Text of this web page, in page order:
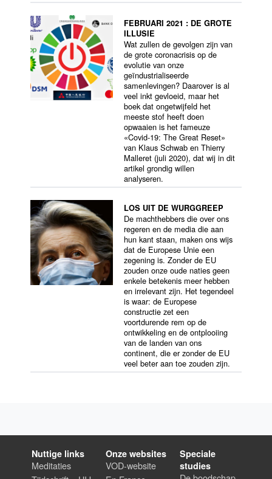
FEBRUARI 2021 : DE GROTE
ILLUSIE
Wat zullen de gevolgen zijn van
de grote coronacrisis op de
evolutie van onze
geïndustrialiseerde
samenlevingen? Daarover is al
veel inkt gevloeid, maar het
boek dat ongetwijfeld het
meeste stof heeft doen
opwaaien is het fameuze
«Covid-19: The Great Reset»
van Klaus Schwab en Thierry
Malleret (juli 2020), dat wij in dit
artikel grondig willen
analyseren.
LOS UIT DE WURGGREEP
De machthebbers die over ons
regeren en de media die aan
hun kant staan, maken ons wijs
dat de Europese Unie een
zegening is. Zonder de EU
zouden onze oude naties geen
enkele betekenis meer hebben
en irrelevant zijn. Het tegendeel
is waar: de Europese
constructie zet een
voortdurende rem op de
ontwikkeling en de ontplooiing
van de landen van ons
continent, die er zonder de EU
veel beter aan toe zouden zijn.
Nuttige links
Meditaties
Onze websites
VOD-website
Speciale
studies